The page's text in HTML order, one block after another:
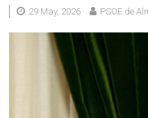
29 May, 2026 PSOE de